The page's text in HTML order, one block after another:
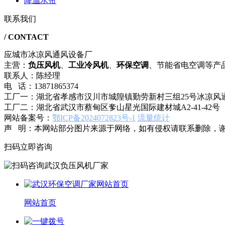
联系我们
/ CONTACT
应城市冰凉风通风设备厂
主营： 负压风机、 工业冷风机、 环保空调
、节能省电空调等产
联系人：陈经理
电 话：13871865374
工厂一：湖北省孝感市汉川市城隍镇勤劳新村三组25号冰凉风
工厂二：湖北省武汉市蔡甸区奓山星光国际建材城A2-41-42号
网站备案号： 鄂ICP备2024072823号-1 流量统计
声 明：本网站部分图片来源于网络，如有侵权请联系删除，
扫码立即咨询
网站首页